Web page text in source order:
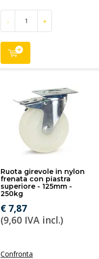
- +
Ruota girevole in nylon
frenata con piastra
superiore - 125mm -
250kg
€ 7,87
(9,60 IVA incl.)
Confronta